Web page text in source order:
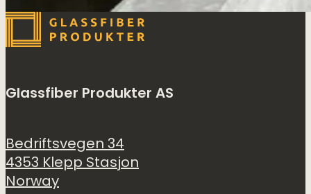
Glassfiber Produkter AS
Bedriftsvegen 34
4353 Klepp Stasjon
Norway